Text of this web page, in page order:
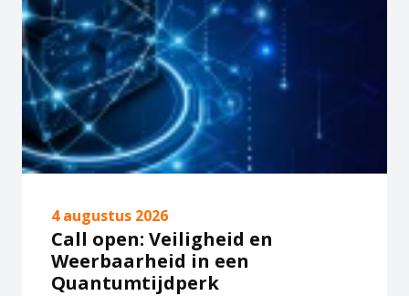
4 augustus 2026
Call open: Veiligheid en
Weerbaarheid in een
Quantumtijdperk